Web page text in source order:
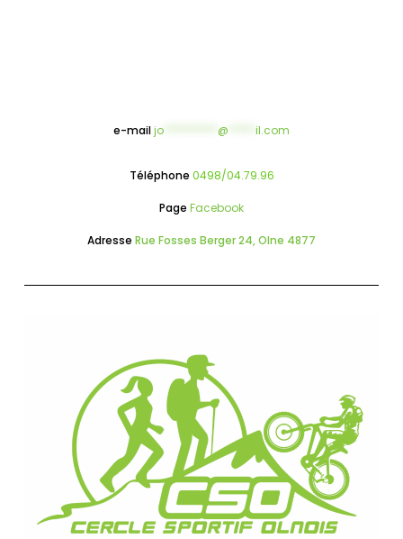
e-mailjo @ il.com
Téléphone 0498/04.79.96
Page Facebook
Adresse Rue Fosses Berger 24, Olne 4877